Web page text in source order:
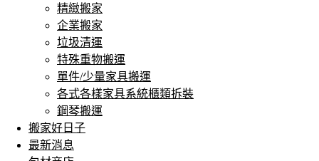
精緻搬家
企業搬家
垃圾清運
特殊重物搬運
單件/少量家具搬運
各式各樣家具系統櫃類拆裝
鋼琴搬運
搬家好日子
最新消息